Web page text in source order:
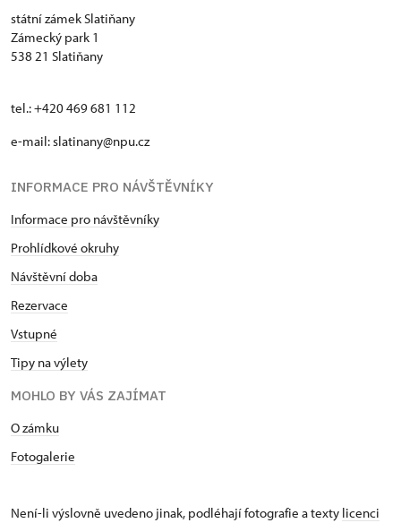
státní zámek Slatiňany
Zámecký park 1
538 21 Slatiňany
tel.: +420 469 681 112
e-mail: slatinany@npu.cz
INFORMACE PRO NÁVŠTĚVNÍKY
Informace pro návštěvníky
Prohlídkové okruhy
Návštěvní doba
Rezervace
Vstupné
Tipy na výlety
MOHLO BY VÁS ZAJÍMAT
O zámku
Fotogalerie
Není-li výslovně uvedeno jinak, podléhají fotografie a texty licenci